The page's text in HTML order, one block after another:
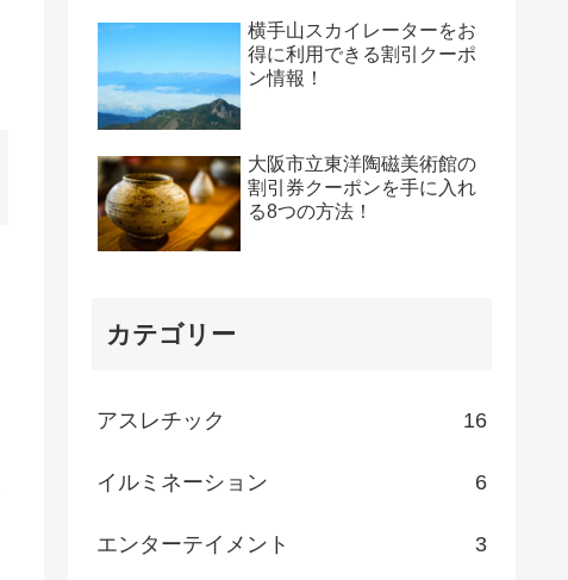
横手山スカイレーターをお
得に利用できる割引クーポ
ン情報！
大阪市立東洋陶磁美術館の
割引券クーポンを手に入れ
る8つの方法！
カテゴリー
アスレチック 16
イルミネーション 6
エンターテイメント 3